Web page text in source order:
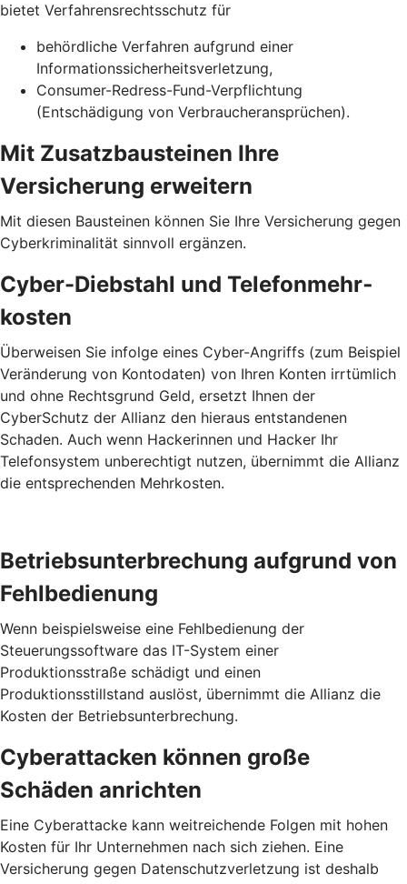
bietet Verfahrensrechtsschutz für
behördliche Verfahren aufgrund einer
Informationssicherheits­verletzung,
Consumer-Redress-Fund-Verpflichtung
(Entschädigung von Verbraucheransprüchen).
Mit Zusatzbausteinen Ihre
Versicherung erweitern
Mit diesen Bausteinen können Sie Ihre Versicherung gegen
Cyberkriminalität sinnvoll ergänzen.
Cyber-Diebstahl und Telefon­mehr­
kosten
Überweisen Sie infolge eines Cyber-Angriffs (zum Beispiel
Veränderung von Kontodaten) von Ihren Konten irrtümlich
und ohne Rechtsgrund Geld, ersetzt Ihnen der
CyberSchutz der Allianz den hieraus entstandenen
Schaden. Auch wenn Hackerinnen und Hacker Ihr
Telefonsystem unberechtigt nutzen, übernimmt die Allianz
die entsprechenden Mehrkosten.
Betriebs­unterbrechung aufgrund von
Fehl­bedienung
Wenn beispielsweise eine Fehlbedienung der
Steuerungssoftware das IT-System einer
Produktionsstraße schädigt und einen
Produktionsstillstand auslöst, übernimmt die Allianz die
Kosten der Betriebsunterbrechung.
Cyber­attacken können große
Schäden anrichten
Eine Cyberattacke kann weitreichende Folgen mit hohen
Kosten für Ihr Unternehmen nach sich ziehen. Eine
Versicherung gegen Daten­schutz­verletzung ist deshalb